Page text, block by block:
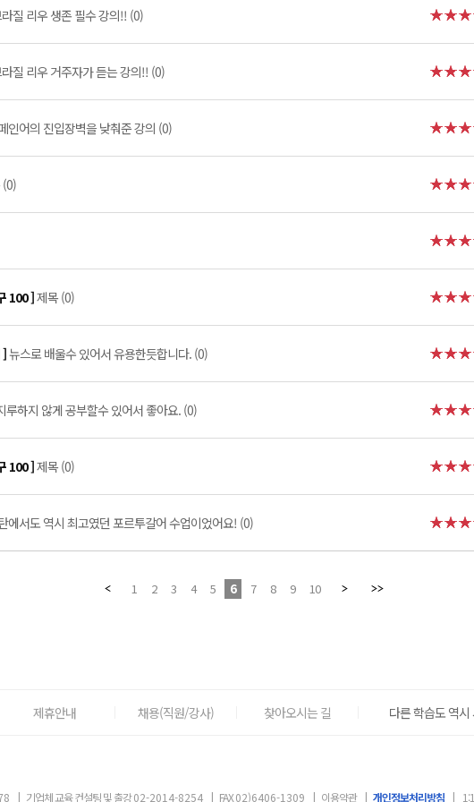
질 리우 생존 필수 강의!! (0)
질 리우 거주자가 듣는 강의!! (0)
인어의 진입장벽을 낮춰준 강의 (0)
100 ]제목 (0)
]뉴스로 배울수 있어서 유용한듯합니다. (0)
루하지 않게 공부할수 있어서 좋아요. (0)
100 ]제목 (0)
에서도 역시 최고였던 포르투갈어 수업이었어요! (0)
1 2 3 4 5 6 7 8 9 10
제휴안내 채용(직원/강사) 찾아오시는 길 다른 학습도 역시
| 기업체 교육 컨설팅 및 출강02-2014-8254 | FAX02)6406-1309 | 이용약관 | 개인정보처리방침 |